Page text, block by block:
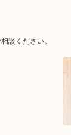
談ください。